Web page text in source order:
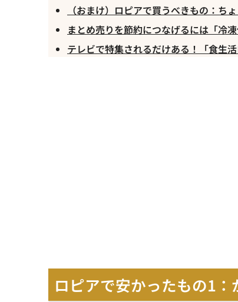
（おまけ）ロピアで買うべきもの：ち
まとめ売りを節約につなげるには「冷
テレビで特集されるだけある！「食生
ロピアで安かったもの1